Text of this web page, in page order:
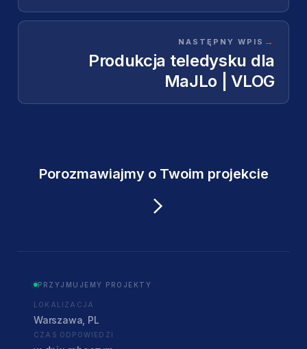
NASTĘPNY WPIS →
Produkcja teledysku dla
MaJLo | VLOG
Porozmawiajmy o Twoim projekcie
PRZYJMUJEMY PROJEKTY
LOKALIZACJA
Warszawa, PL
CZAS ODPOWIEDZI